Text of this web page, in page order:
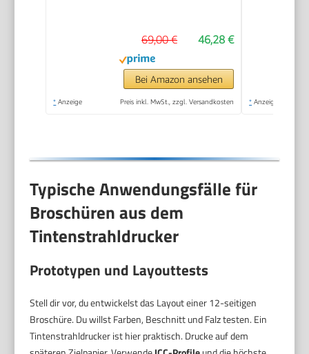
Kabelloses Drucken
vom Smartphone
leicht gemacht PIXMA
Print Plan kompatibel
46,28 €
69,00 €
Bei Amazon ansehen
* Anzeige Preis inkl. MwSt., zzgl. Versandkosten * Anzeige
Typische Anwendungsfälle für
Broschüren aus dem
Tintenstrahldrucker
Prototypen und Layouttests
Stell dir vor, du entwickelst das Layout einer 12-seitigen
Broschüre. Du willst Farben, Beschnitt und Falz testen. Ein
Tintenstrahldrucker ist hier praktisch. Drucke auf dem